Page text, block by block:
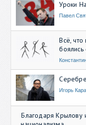
Уроки
Павел
Всё,
боялись
Игорь
Благодаря Крылову